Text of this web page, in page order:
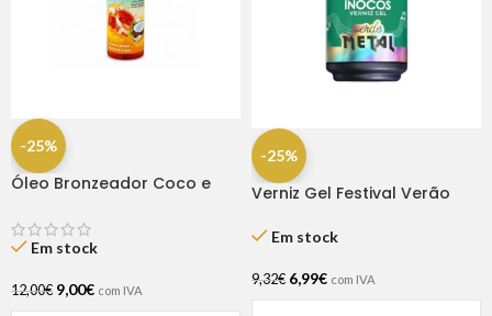
-25%
Óleo Bronzeador Coco e
Em stock
12,00€ 9,00€ com IVA
-25%
Verniz Gel Festival Verão
Em stock
9,32€ 6,99€ com IVA